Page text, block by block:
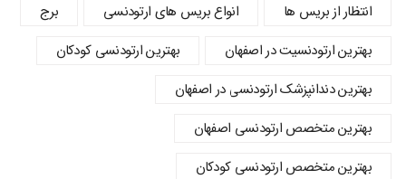
انتظار از بریس ها
انواع بریس های ارتودنسی
برج
بهترین ارتودنسیت در اصفهان
بهترین ارتودنسی کودکان
بهترین دندانپزشک ارتودنسی در اصفهان
بهترین متخصص ارتودنسی اصفهان
بهترین متخصص ارتودنسی کودکان